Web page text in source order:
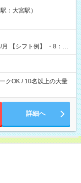
：大宮駅）
00
クOK / 10名以上の大量
詳細へ